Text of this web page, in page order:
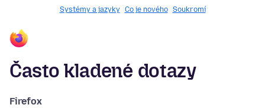
Systémy a jazyky Co je nového Soukromí
Často kladené dotazy
Firefox